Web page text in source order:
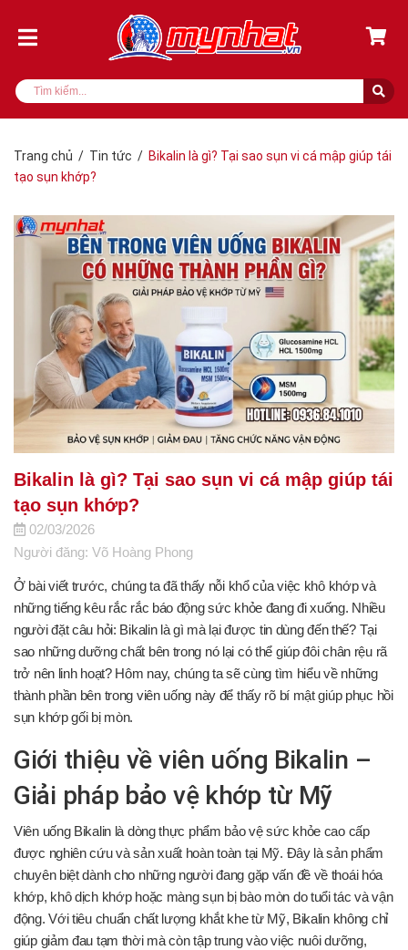
Trang chủ / Tin tức / Bikalin là gì? Tại sao sụn vi cá mập giúp tái
tạo sụn khớp?
Bikalin là gì? Tại sao sụn vi cá mập giúp tái
tạo sụn khớp?
02/03/2026
Người đăng: Võ Hoàng Phong
Ở bài viết trước, chúng ta đã thấy nỗi khổ của việc khô khớp và
những tiếng kêu rắc rắc báo động sức khỏe đang đi xuống. Nhiều
người đặt câu hỏi: Bikalin là gì mà lại được tin dùng đến thế? Tại
sao những dưỡng chất bên trong nó lại có thể giúp đôi chân rệu rã
trở nên linh hoạt? Hôm nay, chúng ta sẽ cùng tìm hiểu về những
thành phần bên trong viên uống này để thấy rõ bí mật giúp phục hồi
sụn khớp gối bị mòn.
Giới thiệu về viên uống Bikalin –
Giải pháp bảo vệ khớp từ Mỹ
Viên uống Bikalin là dòng thực phẩm bảo vệ sức khỏe cao cấp
được nghiên cứu và sản xuất hoàn toàn tại Mỹ. Đây là sản phẩm
chuyên biệt dành cho những người đang gặp vấn đề về thoái hóa
khớp, khô dịch khớp hoặc màng sụn bị bào mòn do tuổi tác và vận
động. Với tiêu chuẩn chất lượng khắt khe từ Mỹ, Bikalin không chỉ
giúp giảm đau tạm thời mà còn tập trung vào việc nuôi dưỡng,